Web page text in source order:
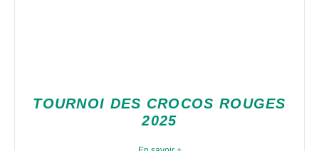
TOURNOI DES CROCOS ROUGES
2025